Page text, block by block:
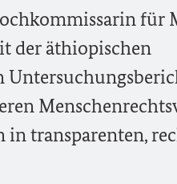
für
der äthiopischen
in transparenten,